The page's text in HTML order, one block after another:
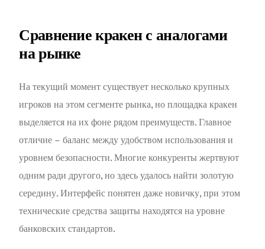
Сравнение кракен с аналогами
на рынке
На текущий момент существует несколько крупных
игроков на этом сегменте рынка, но площадка кракен
выделяется на их фоне рядом преимуществ. Главное
отличие – баланс между удобством использования и
уровнем безопасности. Многие конкуренты жертвуют
одним ради другого, но здесь удалось найти золотую
середину. Интерфейс понятен даже новичку, при этом
технические средства защиты находятся на уровне
банковских стандартов.